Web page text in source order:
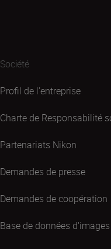
Société
Profil de l'entreprise
Charte de Responsabilité
Partenariats Nikon
Demandes de presse
Demandes de coopération
Base de données d'images